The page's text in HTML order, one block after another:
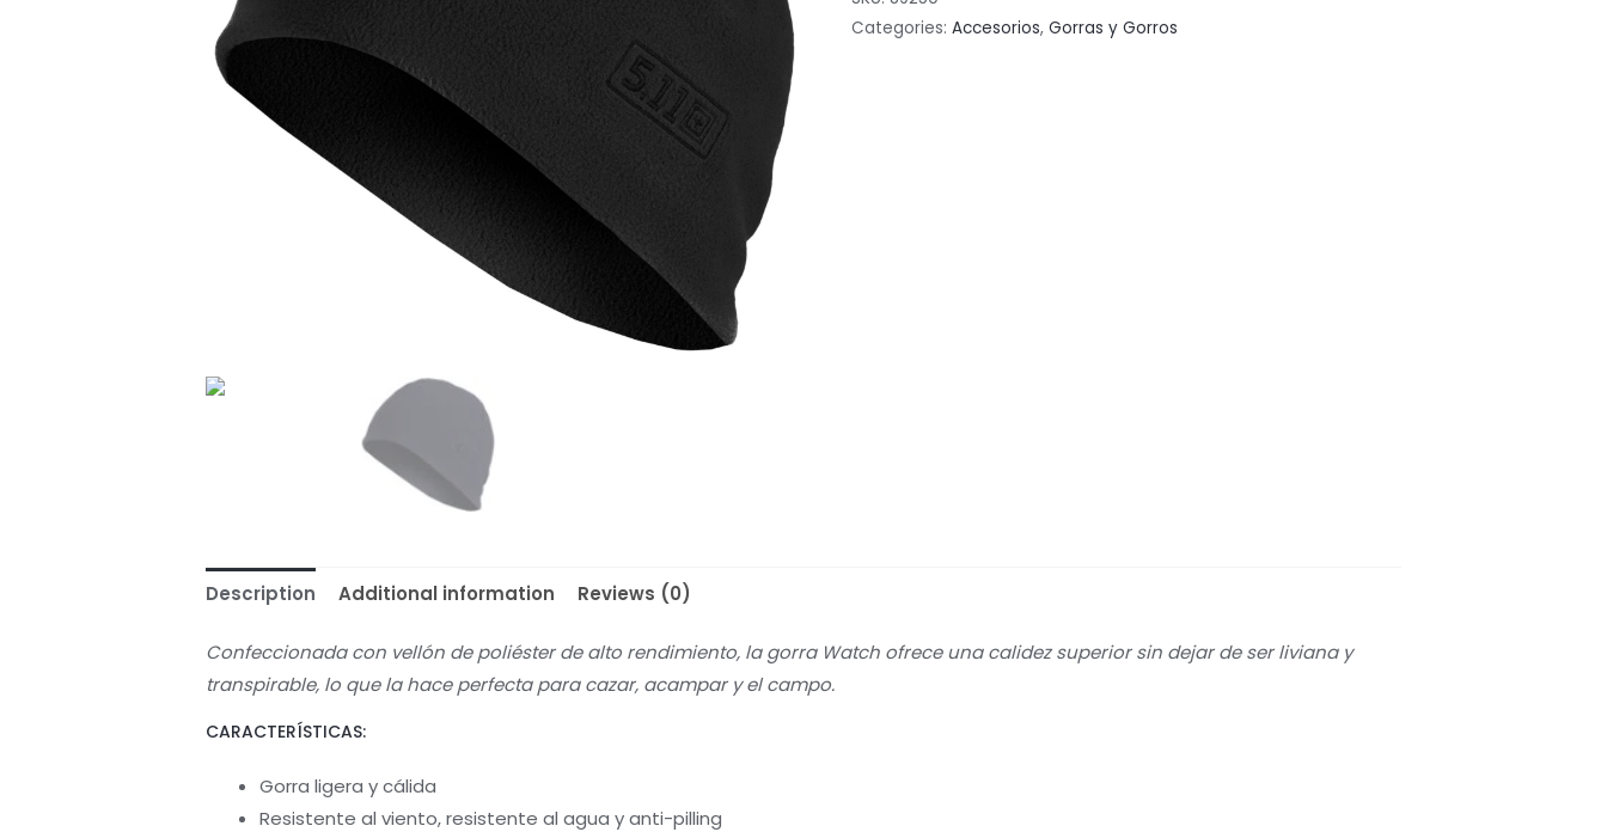
Categories: Accesorios, Gorras y Gorros
Description Additional information Reviews (0)
Confeccionada con vellón de poliéster de alto rendimiento, la gorra Watch ofrece una calidez superior sin dejar de ser liviana y
transpirable, lo que la hace perfecta para cazar, acampar y el campo.
CARACTERÍSTICAS:
Gorra ligera y cálida
Resistente al viento, resistente al agua y anti-pilling